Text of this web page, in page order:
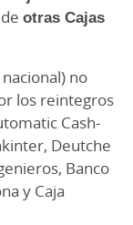
del
el marcador
con el
otras Cajas
no
los reintegros
Cash-
Deutche
Banco
y Caja